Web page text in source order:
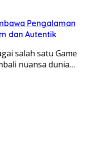
Pengalaman
dan Autentik
salah satu Game
nuansa dunia…